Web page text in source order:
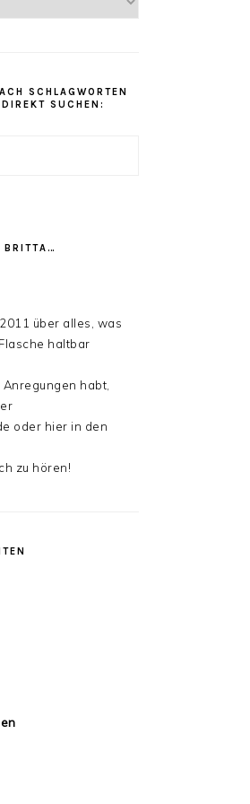
SCHLAGWORTEN
SUCHEN:
über alles, was
haltbar
habt,
oder hier in den
zu hören!